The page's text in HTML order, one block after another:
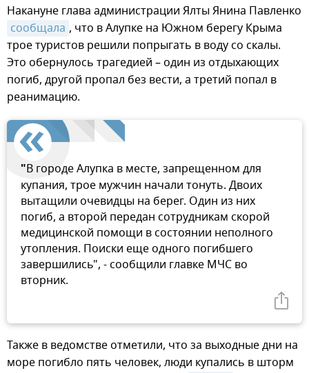
Накануне глава администрации Ялты Янина Павленко
сообщала , что в Алупке на Южном берегу Крыма
трое туристов решили попрыгать в воду со скалы.
Это обернулось трагедией – один из отдыхающих
погиб, другой пропал без вести, а третий попал в
реанимацию.
"В городе Алупка в месте, запрещенном для
купания, трое мужчин начали тонуть. Двоих
вытащили очевидцы на берег. Один из них
погиб, а второй передан сотрудникам скорой
медицинской помощи в состоянии неполного
утопления. Поиски еще одного погибшего
завершились", - сообщили главке МЧС во
вторник.
Также в ведомстве отметили, что за выходные дни на
море погибло пять человек, люди купались в шторм